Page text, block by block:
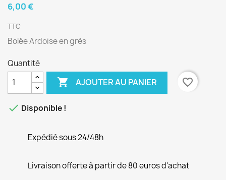
6,00 €
TTC
Bolée Ardoise en grès
Quantité
 AJOUTER AU PANIER favorite_border
 Disponible !
Expédié sous 24/48h
Livraison offerte à partir de 80 euros d'achat